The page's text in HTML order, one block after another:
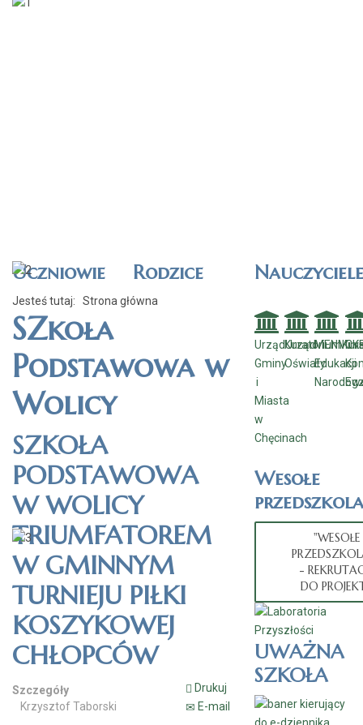
Uczniowie Rodzice Nauczyciele
Jesteś tutaj: Strona główna
SZkoła
Podstawowa w
Wolicy
SZKOŁA
PODSTAWOWA
W WOLICY
TRIUMFATOREM
W GMINNYM
TURNIEJU PIŁKI
KOSZYKOWEJ
CHŁOPCÓW
Drukuj
E-mail
Szczegóły
Krzysztof Taborski
UrządUrząd
Gminy
i
Miasta
w
Chęcinach
Kuratorium
Oświaty
MEN
Edukacji
Wesołe
"WESOŁE
-
DO
UWAŻNA
SZKOŁA